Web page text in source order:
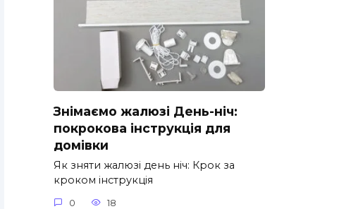
Знімаємо жалюзі День-ніч:
покрокова інструкція для
домівки
Як зняти жалюзі день ніч: Крок за
кроком інструкція
0 18